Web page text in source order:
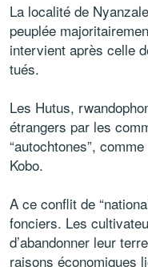
La localité de
peuplée
intervient après celle
tués.
Les Hutus,
étrangers par les
“autochtones”,
Kobo.
A ce conflit de
fonciers. Les
d’abandonner leur
raisons économiques